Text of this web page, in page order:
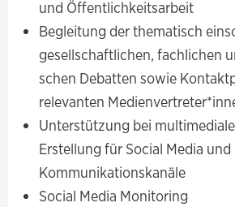
und Öffentlichkeitsarbeit
Begleitung der thematisch
gesellschaftlichen, fachlichen
schen Debatten sowie
relevanten
Unterstützung bei
Erstellung für Social Media
Kommunikationskanäle
Social Media Monitoring